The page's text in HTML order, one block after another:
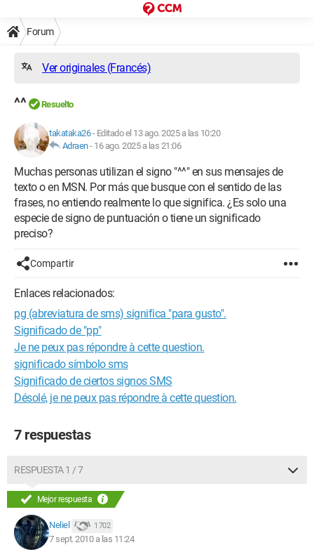
Forum
Ver originales (Francés)
^^ Resuelto
takataka26- Editado el 13 ago. 2025 a las 10:20
Adraen- 16 ago. 2025 a las 21:06
Muchas personas utilizan el signo "^^" en sus mensajes de
texto o en MSN. Por más que busque con el sentido de las
frases, no entiendo realmente lo que significa. ¿Es solo una
especie de signo de puntuación o tiene un significado
preciso?
Compartir
Enlaces relacionados:
pg (abreviatura de sms) significa "para gusto".
Significado de "pp"
Je ne peux pas répondre à cette question.
significado símbolo sms
Significado de ciertos signos SMS
Désolé, je ne peux pas répondre à cette question.
7 respuestas
RESPUESTA 1 / 7
Mejor respuesta
Neliel 1 702
7 sept. 2010 a las 11:24